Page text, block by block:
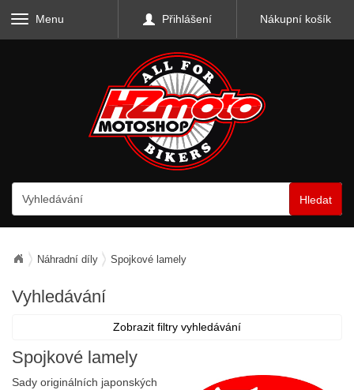
Menu Přihlášení Nákupní košík
Hledat
Náhradní díly Spojkové lamely
Vyhledávání
Zobrazit filtry vyhledávání
Spojkové lamely
Sady originálních japonských